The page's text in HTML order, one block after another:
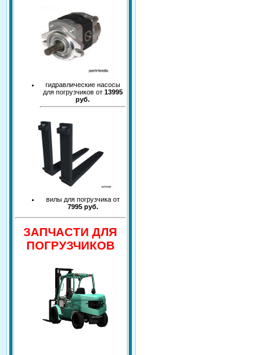
гидравлические насосы
для погрузчиков от 13995
руб.
вилы для погрузчика от
7995 руб.
ЗАПЧАСТИ ДЛЯ
ПОГРУЗЧИКОВ